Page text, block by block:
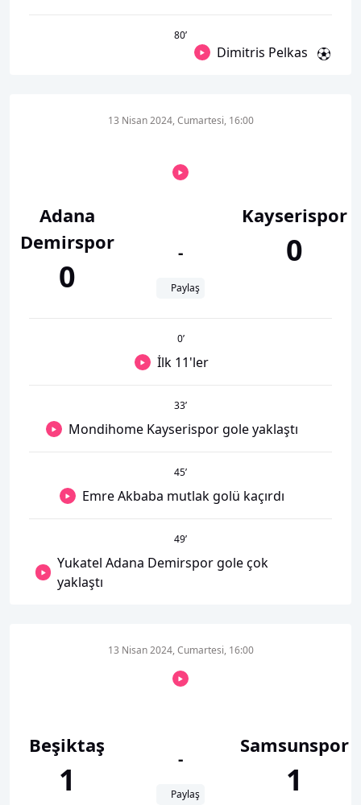
80’
Dimitris Pelkas
Adana
Demirspor
0
13 Nisan 2024, Cumartesi, 16:00
-
Paylaş
Kayserispor
0
0’
İlk 11'ler
33’
Mondihome Kayserispor gole yaklaştı
45’
Emre Akbaba mutlak golü kaçırdı
49’
Yukatel Adana Demirspor gole çok
yaklaştı
Beşiktaş
1
13 Nisan 2024, Cumartesi, 16:00
-
Paylaş
Samsunspor
1